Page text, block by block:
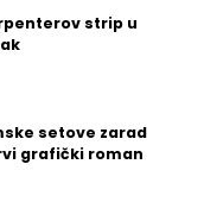
strip u
setove zarad
grafički roman